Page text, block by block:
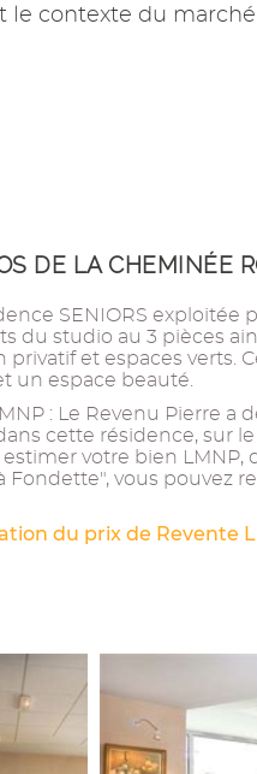
le contexte du
DE LA CHEMINÉE
SENIORS exploitée
du studio au 3 pièces
privatif et espaces verts.
un espace beauté.
: Le Revenu Pierre a
cette résidence, sur
votre bien LMNP,
Fondette", vous pouvez
du prix de Revente